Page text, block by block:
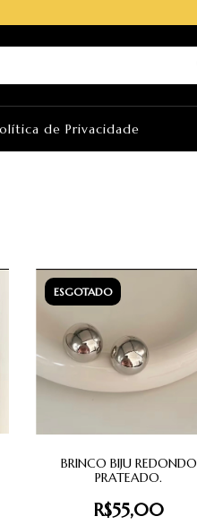
de Privacidade
ESGOTADO
BRINCO BIJU REDONDO
PRATEADO.
R$55,00